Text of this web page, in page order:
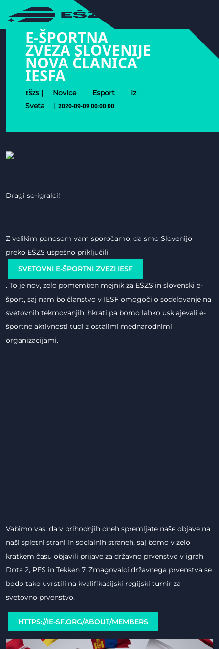
hihiiiiiiiiiii
E-ŠPORTNA
ZVEZA SLOVENIJE
NOVA ČLANICA
IESFA
EŠZS | Novice Esport
Iz
Sveta
| 2020-09-09 00:00:00
Dragi so-igralci!
Z velikim ponosom vam sporočamo, da smo Slovenijo
preko EŠZS uspešno priključili
SVETOVNI E-ŠPORTNI ZVEZI IESF
. To je nov, zelo pomemben mejnik za EŠZS in slovenski e-
šport, saj nam bo članstvo v IESF omogočilo sodelovanje na
svetovnih tekmovanjih, hkrati pa bomo lahko usklajevali e-
športne aktivnosti tudi z ostalimi mednarodnimi
organizacijami.
Vabimo vas, da v prihodnjih dneh spremljate naše objave na
naši spletni strani in socialnih straneh, saj bomo v zelo
kratkem času objavili prijave za državno prvenstvo v igrah
Dota 2, PES in Tekken 7. Zmagovalci državnega prvenstva se
bodo tako uvrstili na kvalifikacijski regijski turnir za
svetovno prvenstvo.
HTTPS://IE-SF.ORG/ABOUT/MEMBERS